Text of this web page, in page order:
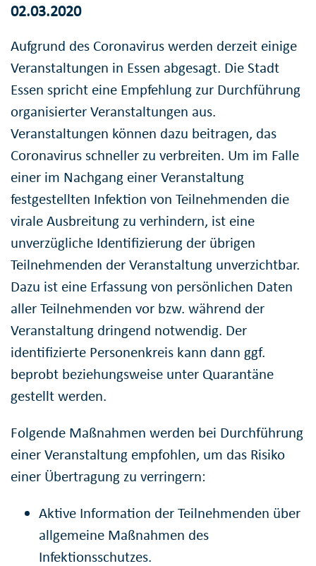
02.03.2020
Aufgrund des Coronavirus werden derzeit einige
Veranstaltungen in Essen abgesagt. Die Stadt
Essen spricht eine Empfehlung zur Durchführung
organisierter Veranstaltungen aus.
Veranstaltungen können dazu beitragen, das
Coronavirus schneller zu verbreiten. Um im Falle
einer im Nachgang einer Veranstaltung
festgestellten Infektion von Teilnehmenden die
virale Ausbreitung zu verhindern, ist eine
unverzügliche Identifizierung der übrigen
Teilnehmenden der Veranstaltung unverzichtbar.
Dazu ist eine Erfassung von persönlichen Daten
aller Teilnehmenden vor bzw. während der
Veranstaltung dringend notwendig. Der
identifizierte Personenkreis kann dann ggf.
beprobt beziehungsweise unter Quarantäne
gestellt werden.
Folgende Maßnahmen werden bei Durchführung
einer Veranstaltung empfohlen, um das Risiko
einer Übertragung zu verringern:
Aktive Information der Teilnehmenden über
allgemeine Maßnahmen des
Infektionsschutzes.